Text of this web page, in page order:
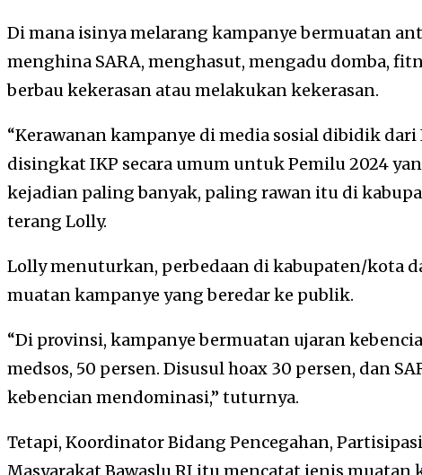
Di mana isinya melarang kampanye bermuatan
menghina SARA, menghasut, mengadu domba,
berbau kekerasan atau melakukan kekerasan.
“Kerawanan kampanye di media sosial dibidik
disingkat IKP secara umum untuk Pemilu 2024
kejadian paling banyak, paling rawan itu di
terang Lolly.
Lolly menuturkan, perbedaan di kabupaten/kota
muatan kampanye yang beredar ke publik.
“Di provinsi, kampanye bermuatan ujaran
medsos, 50 persen. Disusul hoax 30 persen, dan
kebencian mendominasi,” tuturnya.
Tetapi, Koordinator Bidang Pencegahan,